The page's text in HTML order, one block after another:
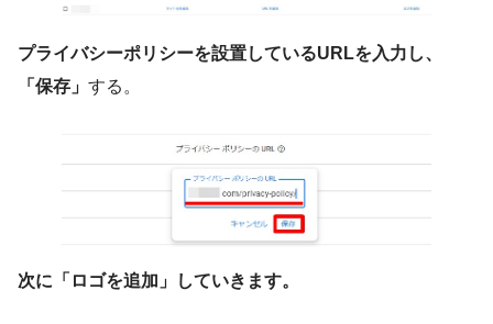
プライバシーポリシーを設置しているURLを入力し、
「保存」 する。
次に「ロゴを追加」していきます。